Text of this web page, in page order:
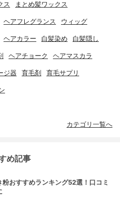
ス まとめ髪ワックス
ヘアフレグランス ウィッグ
ヘアカラー 白髪染め 白髪隠し
ヘアチョーク ヘアマスカラ
ジ器 育毛剤 育毛サプリ
カテゴリ一覧へ
め記事
おすすめランキング52選！口コミ